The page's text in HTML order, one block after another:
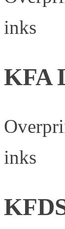
inks
KFA
inks